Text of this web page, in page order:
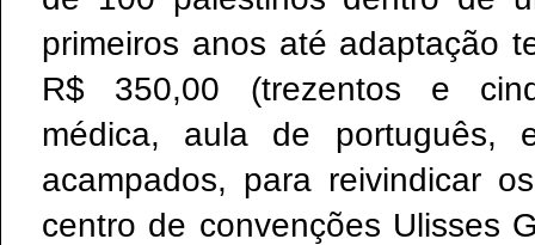
primeiros anos até adaptação
R$ 350,00 (trezentos e
médica, aula de português,
acampados, para reivindicar
centro de convenções Ulisses